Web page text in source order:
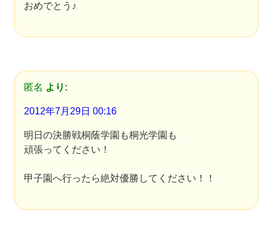
おめでとう♪
匿名 より:
2012年7月29日 00:16
明日の決勝戦桐蔭学園も桐光学園も
頑張ってください！
甲子園へ行ったら絶対優勝してください！！